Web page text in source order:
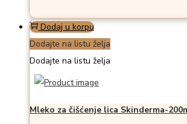
Dodaj u korpu
Dodajte na listu želja
Dodajte na listu želja
Mleko za čišćenje lica Skinderma-